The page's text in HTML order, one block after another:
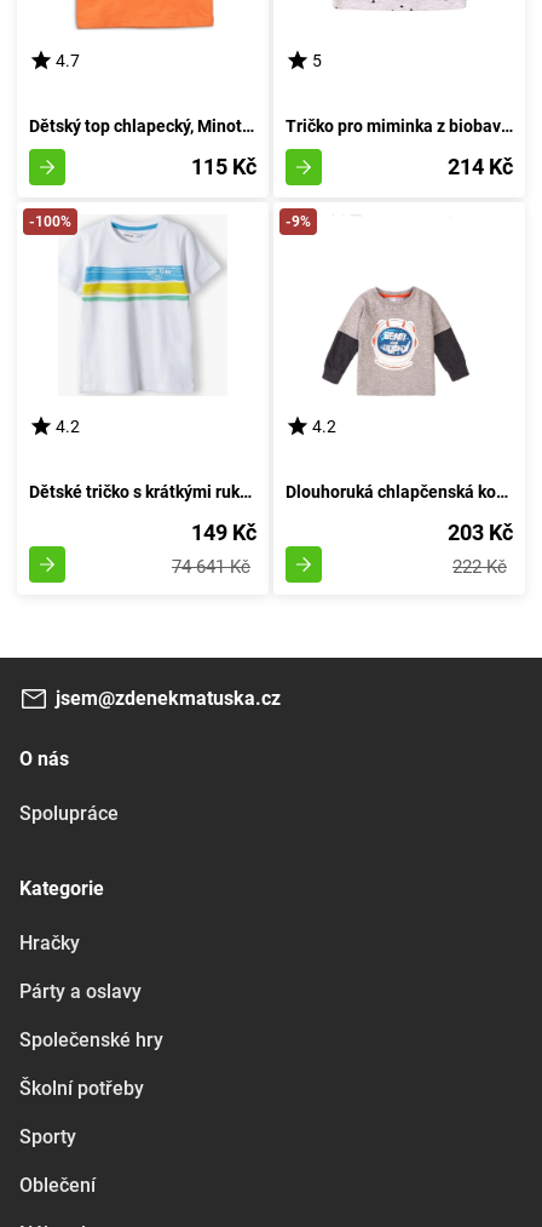
4.7
Dětský top chlapecký, Minoti, 1VEST 6, oranžový - velikost 152/158 | pro věk 12/13 let
115 Kč
5
Tričko pro miminka z biobavlny, Minoti, Simba 1, šedivé - velikost 74/80 | 9-12 měsíců
214 Kč
-100%
4.2
Dětské tričko s krátkými rukávy, Minoti, velikost 13tee 34, chlapec - 98/104 | 3/4 roky
149 Kč
74 641 Kč
-9%
4.2
Dlouhoruká chlapčenská košile, Minoti, Beam 3, šedá - velikost 98/104 | pro věk 3 až 4 roky
203 Kč
222 Kč
jsem@zdenekmatuska.cz
O nás
Spolupráce
Kategorie
Hračky
Párty a oslavy
Společenské hry
Školní potřeby
Sporty
Oblečení